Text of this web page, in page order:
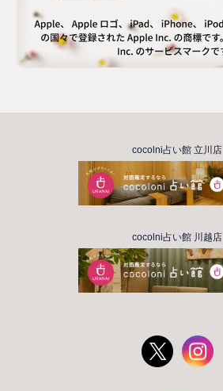
cocolni占い館 立川店
cocolni占い館 川越店